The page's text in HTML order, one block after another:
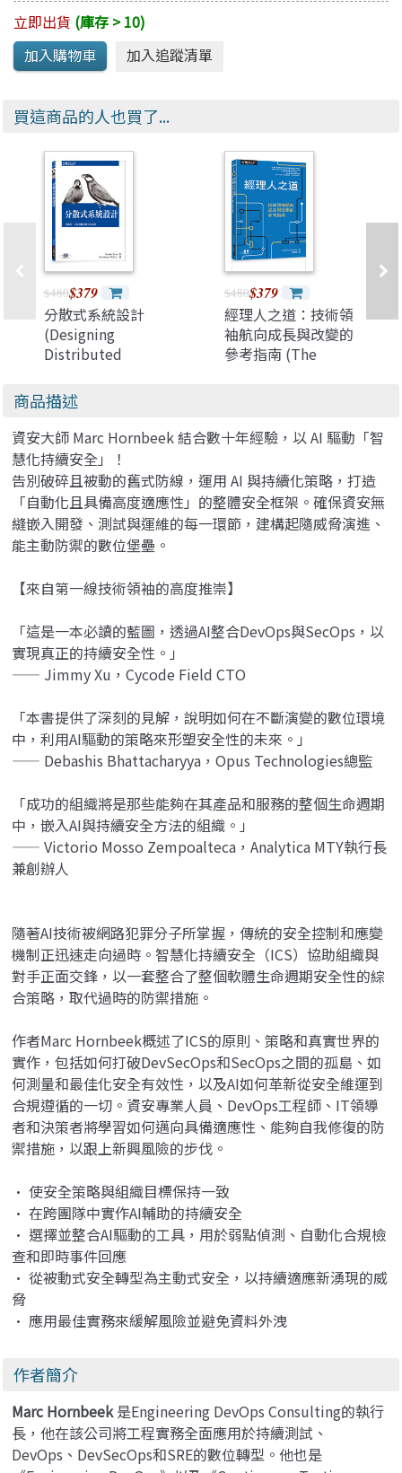
立即出貨 (庫存 > 10)
買這商品的人也買了...
$480$379
分散式系統設計
(Designing
Distributed
and Paradigms for
Scalable, Reliable
Services)
$480$379
經理人之道：技術領
袖航向成長與改變的
參考指南 (The
Growth and
商品描述
資安大師 Marc Hornbeek 結合數十年經驗，以 AI 驅動「智
慧化持續安全」！
告別破碎且被動的舊式防線，運用 AI 與持續化策略，打造
「自動化且具備高度適應性」的整體安全框架。確保資安無
縫嵌入開發、測試與運維的每一環節，建構起隨威脅演進、
能主動防禦的數位堡壘。
【來自第一線技術領袖的高度推崇】
「這是一本必讀的藍圖，透過AI整合DevOps與SecOps，以
實現真正的持續安全性。」
—— Jimmy Xu，Cycode Field CTO
「本書提供了深刻的見解，說明如何在不斷演變的數位環境
中，利用AI驅動的策略來形塑安全性的未來。」
—— Debashis Bhattacharyya，Opus Technologies總監
「成功的組織將是那些能夠在其產品和服務的整個生命週期
中，嵌入AI與持續安全方法的組織。」
—— Victorio Mosso Zempoalteca，Analytica MTY執行長
兼創辦人
隨著AI技術被網路犯罪分子所掌握，傳統的安全控制和應變
機制正迅速走向過時。智慧化持續安全（ICS）協助組織與
對手正面交鋒，以一套整合了整個軟體生命週期安全性的綜
合策略，取代過時的防禦措施。
作者Marc Hornbeek概述了ICS的原則、策略和真實世界的
實作，包括如何打破DevSecOps和SecOps之間的孤島、如
何測量和最佳化安全有效性，以及AI如何革新從安全維運到
合規遵循的一切。資安專業人員、DevOps工程師、IT領導
者和決策者將學習如何邁向具備適應性、能夠自我修復的防
禦措施，以跟上新興風險的步伐。
• 使安全策略與組織目標保持一致
• 在跨團隊中實作AI輔助的持續安全
• 選擇並整合AI驅動的工具，用於弱點偵測、自動化合規檢
查和即時事件回應
• 從被動式安全轉型為主動式安全，以持續適應新湧現的威
脅
• 應用最佳實務來緩解風險並避免資料外洩
作者簡介
Marc Hornbeek是Engineering DevOps Consulting的執行
長，他在該公司將工程實務全面應用於持續測試、
DevOps、DevSecOps和SRE的數位轉型。他也是